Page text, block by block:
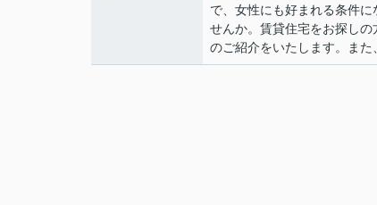
で、女性にも好まれる条件
せんか。賃貸住宅をお探し
のご紹介をいたします。また